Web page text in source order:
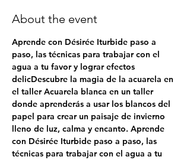
About the event
Aprende con Désirée Iturbide paso a
paso, las técnicas para trabajar con el
agua a tu favor y lograr efectos
delicDescubre la magia de la acuarela en
el taller Acuarela blanca en un taller
donde aprenderás a usar los blancos del
papel para crear un paisaje de invierno
lleno de luz, calma y encanto. Aprende
con Désirée Iturbide paso a paso, las
técnicas para trabajar con el agua a tu